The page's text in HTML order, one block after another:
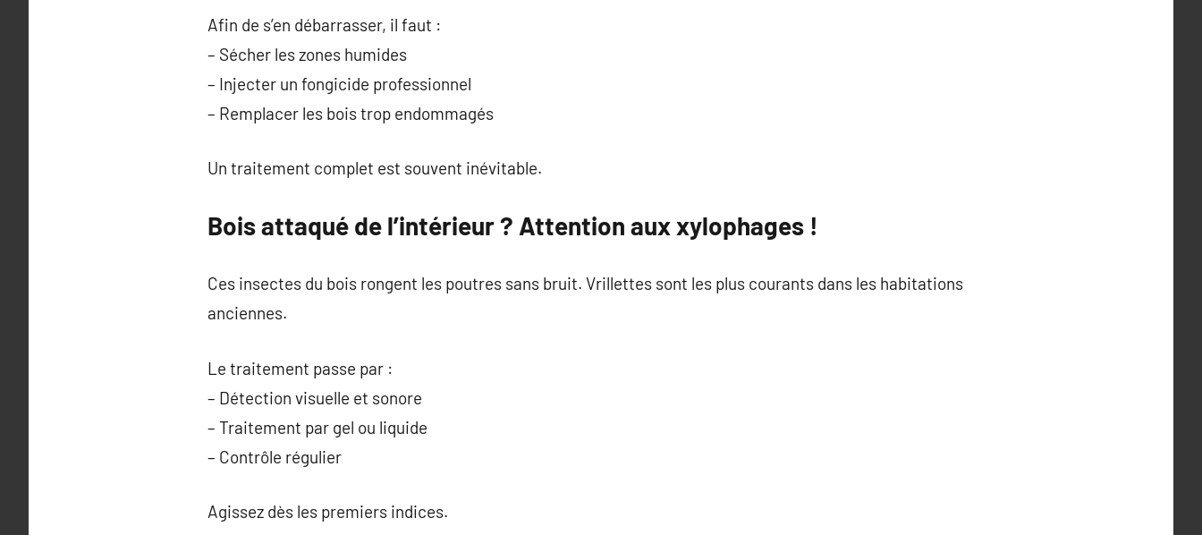
Afin de s’en débarrasser, il faut :
– Sécher les zones humides
– Injecter un fongicide professionnel
– Remplacer les bois trop endommagés
Un traitement complet est souvent inévitable.
Bois attaqué de l’intérieur ? Attention aux xylophages !
Ces insectes du bois rongent les poutres sans bruit. Vrillettes sont les plus courants dans les habitations
anciennes.
Le traitement passe par :
– Détection visuelle et sonore
– Traitement par gel ou liquide
– Contrôle régulier
Agissez dès les premiers indices.